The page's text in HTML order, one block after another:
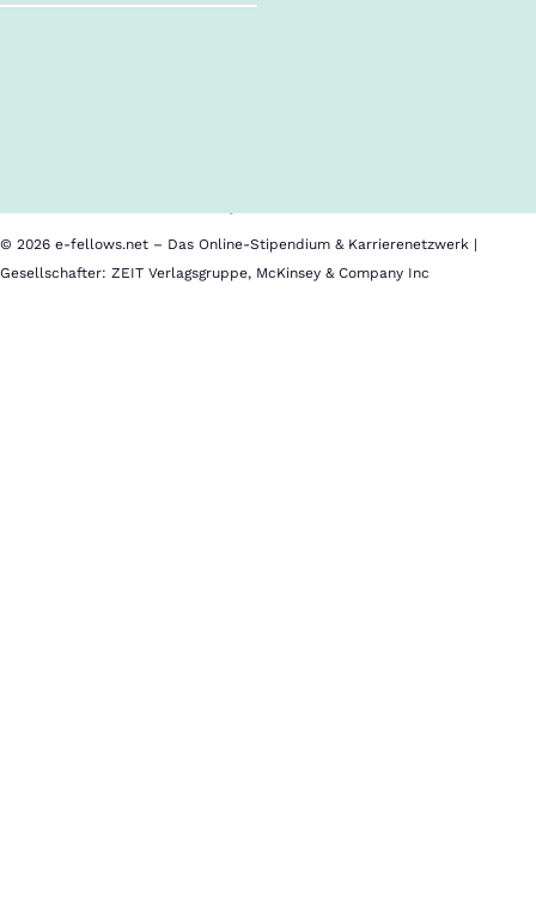
© 2026 e-fellows.net – Das Online-Stipendium & Karrierenetzwerk |
Gesellschafter: ZEIT Verlagsgruppe, McKinsey & Company Inc